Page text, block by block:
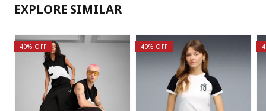
EXPLORE SIMILAR
40% OFF 40% OFF